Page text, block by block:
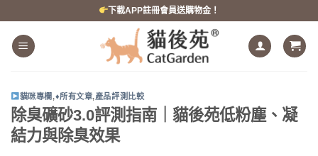
下載APP註冊會員送購物金！
貓咪專欄,♦所有文章,產品評測比較
除臭礦砂3.0評測指南｜貓後苑低粉塵、凝
結力與除臭效果